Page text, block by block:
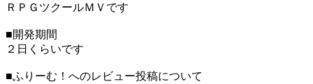
ＲＰＧツクールＭＶです
■開発期間
２日くらいです
■ふりーむ！へのレビュー投稿について